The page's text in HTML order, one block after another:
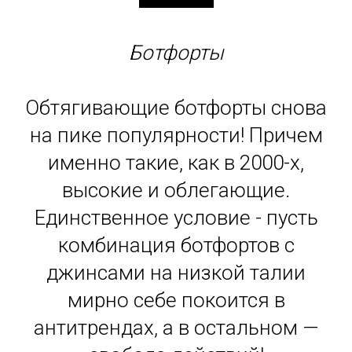
Ботфорты
Обтягивающие ботфорты снова
на пике популярности! Причем
именно такие, как в 2000-х,
высокие и облегающие.
Единственное условие - пусть
комбинация ботфортов с
джинсами на низкой талии
мирно себе покоится в
антитрендах, а в остальном —